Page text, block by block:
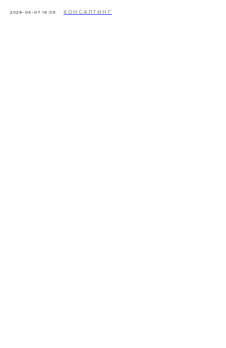
2026-04-07 19:09 КОНСАЛТИНГ
© 2026. Все права защищены